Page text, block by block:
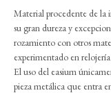
Material procedente de la
su gran dureza y
rozamiento con otros
experimentado en
El uso del easium
pieza metálica que entra